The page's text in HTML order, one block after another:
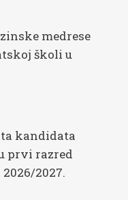
medrese
školi u
kandidata
prvi razred
2027.